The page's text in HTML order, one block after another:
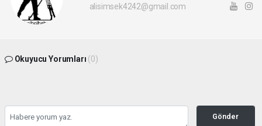
alisimsek4242@gmail.com
Okuyucu Yorumları (0)
Gönder